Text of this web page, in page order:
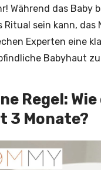
Während das Baby
Ritual sein kann, das
Experten eine
Babyhaut
Regel:
3 Monate?